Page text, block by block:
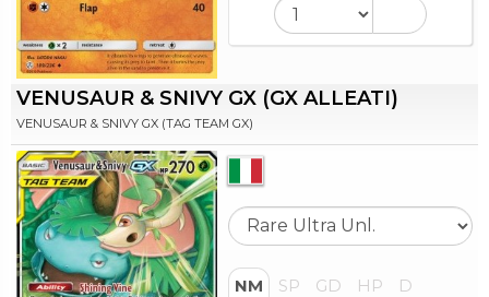
VENUSAUR & SNIVY GX (GX ALLEATI)
VENUSAUR & SNIVY GX (TAG TEAM GX)
NM SP GD HP D